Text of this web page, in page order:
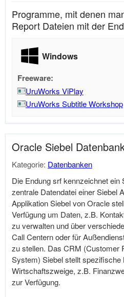
Programme, mit denen
Report Dateien mit der
Windows
Freeware:
UruWorks ViPlay
UruWorks Subtitle Workshop
Oracle Siebel
Kategorie: Datenbanken
Die Endung srf kennzeichnet ein
zentrale Datendatei einer Siebel
Applikation Siebel von Oracle
Verfügung um Daten, z.B.
zu verwalten und über
Call Centern oder für
zu stellen. Das CRM (Customer
System) Siebel stellt
Wirtschaftszweige, z.B.
zur Verfügung.